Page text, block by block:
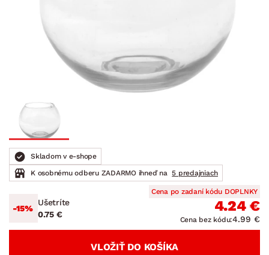
Skladom v e-shope
K osobnému odberu ZADARMO ihneď na 5 predajniach
-15%
Ušetríte
0.75 €
Cena po zadaní kódu DOPLNKY
4.24 €
Cena bez kódu:4.99 €
VLOŽIŤ DO KOŠÍKA